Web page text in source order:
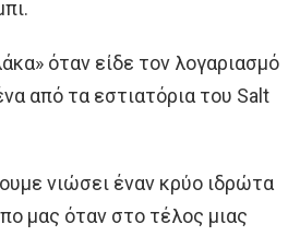
όταν είδε τον λογαριασμό
από τα εστιατόρια του Salt
νιώσει έναν κρύο ιδρώτα
μας όταν στο τέλος μιας